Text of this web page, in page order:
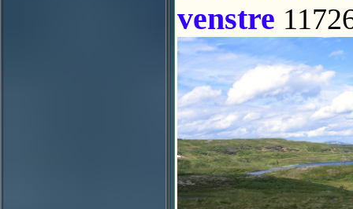
venstre